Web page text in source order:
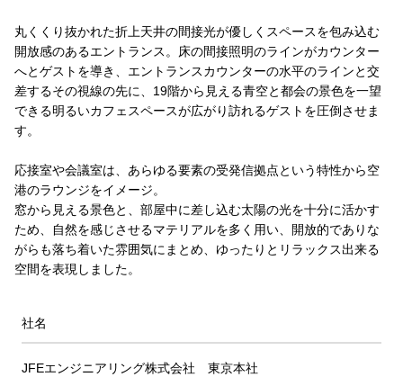
丸くくり抜かれた折上天井の間接光が優しくスペースを包み込む
開放感のあるエントランス。床の間接照明のラインがカウンター
へとゲストを導き、エントランスカウンターの水平のラインと交
差するその視線の先に、19階から見える青空と都会の景色を一望
できる明るいカフェスペースが広がり訪れるゲストを圧倒させま
す。
応接室や会議室は、あらゆる要素の受発信拠点という特性から空
港のラウンジをイメージ。
窓から見える景色と、部屋中に差し込む太陽の光を十分に活かす
ため、自然を感じさせるマテリアルを多く用い、開放的でありな
がらも落ち着いた雰囲気にまとめ、ゆったりとリラックス出来る
空間を表現しました。
社名
JFEエンジニアリング株式会社 東京本社